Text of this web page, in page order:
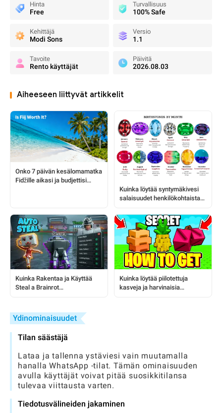
Hinta
Free
Turvallisuus
100% Safe
Kehittäjä
Modi Sons
Versio
1.1
Tavoite
Rento käyttäjät
Päivitä
2026.08.03
Aiheeseen liittyvät artikkelit
Onko 7 päivän kesälomamatka
Fidžille aikasi ja budjettisi
Kuinka löytää syntymäkivesi
salaisuudet henkilökohtaista
Kuinka Rakentaa ja Käyttää
Steal a Brainrot
Kuinka löytää piilotettuja
kasveja ja harvinaisia
Ydinominaisuudet
Tilan säästäjä
Lataa ja tallenna ystäviesi vain muutamalla
hanalla WhatsApp -tilat. Tämän ominaisuuden
avulla käyttäjät voivat pitää suosikkitilansa
tulevaa viittausta varten.
Tiedotusvälineiden jakaminen